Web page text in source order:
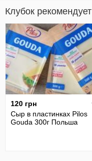
Клубок рекомендует
120 грн
Сыр в пластинках Pilos
Gouda 300г Польша